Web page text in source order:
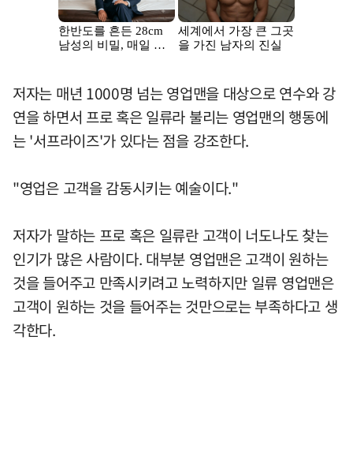
저자는 매년 1000명 넘는 영업맨을 대상으로 연수와 강
연을 하면서 프로 혹은 일류라 불리는 영업맨의 행동에
는 '서프라이즈'가 있다는 점을 강조한다.
"영업은 고객을 감동시키는 예술이다."
저자가 말하는 프로 혹은 일류란 고객이 너도나도 찾는
인기가 많은 사람이다. 대부분 영업맨은 고객이 원하는
것을 들어주고 만족시키려고 노력하지만 일류 영업맨은
고객이 원하는 것을 들어주는 것만으로는 부족하다고 생
각한다.